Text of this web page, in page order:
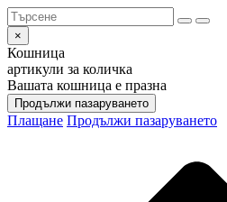
×
Кошница
артикули за количка
Вашата кошница е празна
Продължи пазаруването
Плащане Продължи пазаруването